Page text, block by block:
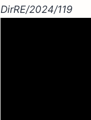
DirRE/2024/119